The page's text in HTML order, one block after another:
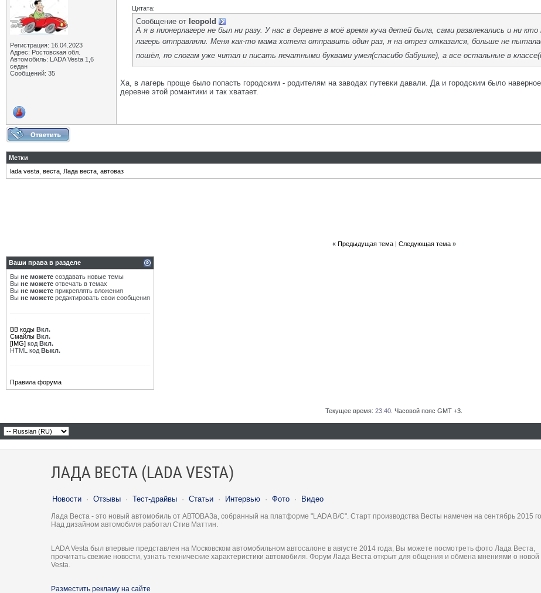
Регистрация: 16.04.2023
Адрес: Ростовская обл.
Автомобиль: LADA Vesta 1,6
седан
Сообщений: 35
Цитата:
Сообщение от leopold
А я в пионерлагере не был ни разу. У нас в деревне в моё время куча детей была, сами развлекались и ни
лагерь отправляли. Меня как-то мама хотела отправить один раз, я на отрез отказался, больше не
пошёл, по слогам уже читал и писать печатными буквами умел(спасибо бабушке), а все остальные в
Ха, в лагерь проще было попасть городским - родителям на заводах путевки давали. Да и городским было
деревне этой романтики и так хватает.
Метки
lada vesta веста Лада веста автоваз
« Предыдущая тема| Следующая тема »
Ваши права в разделе
Вы не можете создавать новые темы
Вы не можете отвечать в темах
Вы не можете прикреплять вложения
Вы не можете редактировать свои сообщения
BB коды Вкл.
Смайлы Вкл.
[IMG] код Вкл.
HTML код Выкл.
Правила форума
Текущее время: 23:40 . Часовой пояс GMT +3.
ЛАДА ВЕСТА (LADA VESTA)
Новости · Отзывы · Тест-драйвы · Статьи · Интервью · Фото · Видео
Лада Веста - это новый автомобиль от АВТОВАЗа, собранный на платформе "LADA B/C". Старт производства Весты намечен на сентябрь 2015
Над дизайном автомобиля работал Стив Маттин.
LADA Vesta был впервые представлен на Московском автомобильном автосалоне в августе 2014 года, Вы можете посмотреть фото Лада Веста,
прочитать свежие новости, узнать технические характеристики автомобиля. Форум Лада Веста открыт для общения и обмена мнениями о новой
Vesta.
Разместить рекламу на сайте